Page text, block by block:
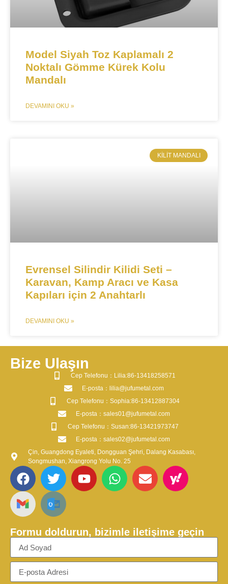
Model Siyah Toz Kaplamalı 2
Noktalı Gömme Kürek Kolu
Mandalı
DEVAMINI OKU »
KILIT MANDALI​
​​​​Evrensel Silindir Kilidi Seti –
Karavan, Kamp Aracı ve Kasa
Kapıları için 2 Anahtarlı​​
DEVAMINI OKU »
Bize Ulaşın
​Cep Telefonu：Lilia:86-13418258571
​E-posta​：lilia@jufumetal.com
​Cep Telefonu：Sophia:86-13412887304
​E-posta​：sales01@jufumetal.com
​Cep Telefonu：Susan:86-13421973747
​E-posta​：sales02@jufumetal.com
Çin, Guangdong Eyaleti, Dongguan Şehri, Dalang Kasabası,
Songmushan, Xiangrong Yolu No. 25
Formu doldurun, bizimle iletişime geçin